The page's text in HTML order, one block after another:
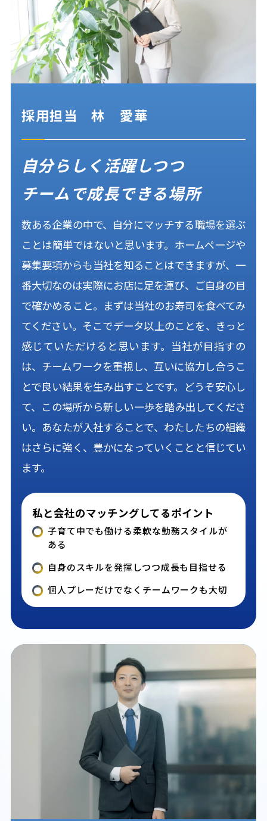
採用担当 林 愛華
自分らしく活躍しつつ
チームで成長できる場所
数ある企業の中で、自分にマッチする職場を選ぶ
ことは簡単ではないと思います。ホームページや
募集要項からも当社を知ることはできますが、一
番大切なのは実際にお店に足を運び、ご自身の目
で確かめること。まずは当社のお寿司を食べてみ
てください。そこでデータ以上のことを、きっと
感じていただけると思います。当社が目指すの
は、チームワークを重視し、互いに協力し合うこ
とで良い結果を生み出すことです。どうぞ安心し
て、この場所から新しい一歩を踏み出してくださ
い。あなたが入社することで、わたしたちの組織
はさらに強く、豊かになっていくことと信じてい
ます。
私と会社のマッチングしてるポイント
子育て中でも働ける柔軟な勤務スタイルが
ある
自身のスキルを発揮しつつ成長も目指せる
個人プレーだけでなくチームワークも大切